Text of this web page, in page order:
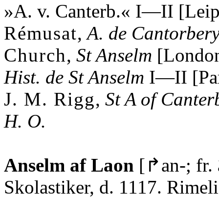
»A. v. Canterb.« I—II
Rémusat,A. de
Church, St Anselm
Hist. de St Anselm I—II
J. M. Rigg, St A of
H. O.
Anselm af Laon [↱an-; fr.
Skolastiker, d. 1117.